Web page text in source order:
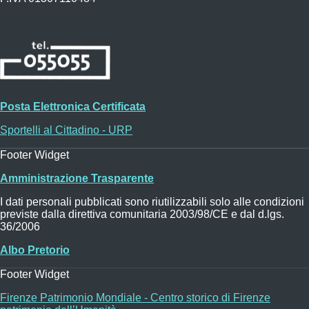
Posta Elettronica Certificata
Sportelli al Cittadino - URP
Footer Widget
Amministrazione Trasparente
I dati personali pubblicati sono riutilizzabili solo alle condizioni
previste dalla direttiva comunitaria 2003/98/CE e dal d.lgs.
36/2006
Albo Pretorio
Footer Widget
Firenze Patrimonio Mondiale - Centro storico di Firenze